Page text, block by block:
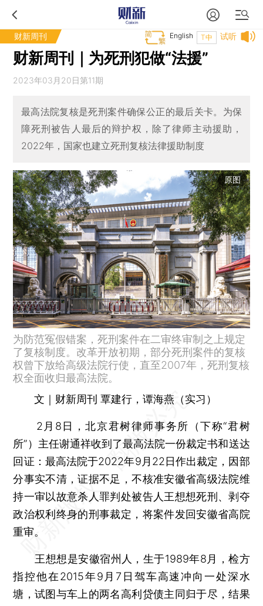
财新周刊 试听
T中
English
财新周刊｜为死刑犯做“法援”
2023年03月20日第11期
最高法院复核是死刑案件确保公正的最后关卡。为保
障死刑被告人最后的辩护权，除了律师主动援助，
2022年，国家也建立死刑复核法律援助制度
原图
为防范冤假错案，死刑案件在二审终审制之上规定
了复核制度。改革开放初期，部分死刑案件的复核
权曾下放给高级法院行使，直至2007年，死刑复核
权全面收归最高法院。
文｜财新周刊 覃建行，谭海燕（实习）
2月8日，北京君树律师事务所（下称“君树
所”）主任谢通祥收到了最高法院一份裁定书和送达
回证：最高法院于2022年9月22日作出裁定，因部
分事实不清，证据不足，不核准安徽省高级法院维
持一审以故意杀人罪判处被告人王想想死刑、剥夺
政治权利终身的刑事裁定，将案件发回安徽省高院
重审。
王想想是安徽宿州人，生于1989年8月，检方
指控他在2015年9月7日驾车高速冲向一处深水
塘，试图与车上的两名高利贷债主同归于尽，结果